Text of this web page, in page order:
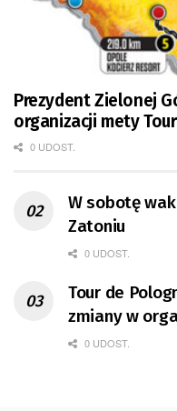
Prezydent Zielonej
organizacji mety
0 UDOST.
W sobotę
Zatoniu
0 UDOST.
Tour de
zmiany w
0 UDOST.